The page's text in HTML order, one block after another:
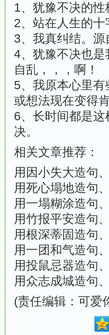
1、犹豫不决的性
2、站在人生的
3、我真纠结。
4、犹豫不决也
自乱，，，啊！
5、我原本心里
或想法现在变得
6、长时间都是
决。
相关文章推荐：
用因小失大造句
用死心塌地造句
用一塌糊涂造句
用竹报平安造句
用根深蒂固造句
用一团和气造句
用投鼠忌器造句
用众志成城造句
(责任编辑：可爱